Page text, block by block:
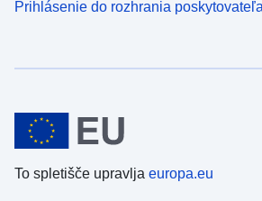
Prihlásenie do rozhrania
To spletišče upravlja europa.eu